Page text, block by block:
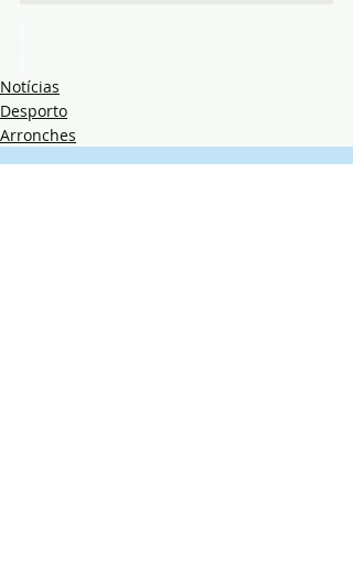
Notícias
Desporto
Arronches